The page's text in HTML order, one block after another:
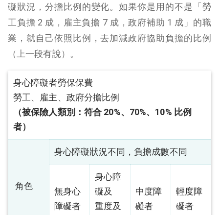
礙狀況，分擔比例的變化。如果你是用的不是「勞
工負擔 2 成，雇主負擔 7 成，政府補助 1 成」的職
業，就自己依照比例，去加減政府協助負擔的比例
（上一段有說）。
身心障礙者勞保保費
勞工、雇主、政府分擔比例
（被保險人類別：符合 20%、70%、10% 比例
者）
角色
身心障礙狀況不同，負擔成數不同
無身心
障礙者
身心障
礙及
重度及
中度障
礙者
輕度障
礙者